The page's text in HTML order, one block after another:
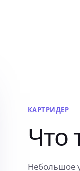
КАРТРИДЕР
Что
Небольшое